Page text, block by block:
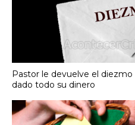
Pastor le devuelve el
dado todo su dinero